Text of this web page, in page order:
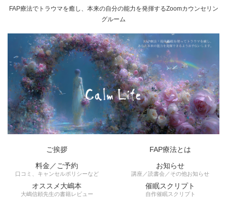
FAP療法でトラウマを癒し、本来の自分の能力を発揮するZoomカウンセリン
グルーム
ご挨拶
FAP療法とは
料金／ご予約
口コミ、キャンセルポリシーなど
お知らせ
講座／読書会／その他お知らせ
オススメ大嶋本
大嶋信頼先生の書籍レビュー
催眠スクリプト
自作催眠スクリプト